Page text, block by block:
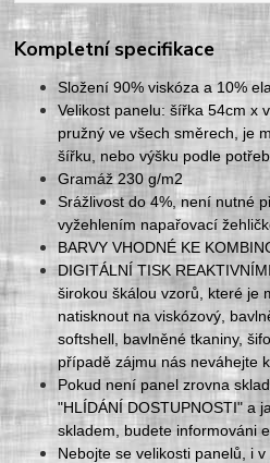
Kompletní specifikace
Složení 90% viskóza a 10%
Velikost panelu: šířka 54cm x
pružný ve všech směrech, je
šířku, nebo výšku podle
Gramáž 230 g/m2
Srážlivost do 4%, není nutné
vyžehlením napařovací
BARVY VHODNÉ KE
DIGITÁLNÍ TISK
širokou škálou vzorů, které je
natisknout na viskózový,
softshell, bavlněné tkaniny,
případě zájmu nás neváhejte
Pokud není panel zrovna
"HLÍDÁNÍ DOSTUPNOSTI" a
skladem, budete informováni
Nebojte se velikosti panelů, i